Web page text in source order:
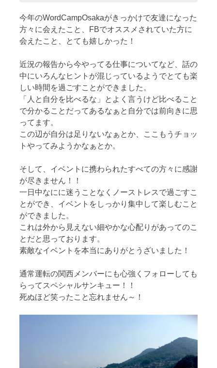
今年のWordCampOsakaがきっかけで友達になった
方々に会えたこと、FBでオススメされていた方に
会えたこと、とても嬉しかった！
近況の報告から今やってる仕事についてなど、話の
中にいろんなヒントが混じっているようでとても楽
しい時間を過ごすことができました。
「人と自分を比べるな」とよく言うけど比べること
で分かることだってあるなぁと自分では前向きに思
ってます。
この辺が自分は足りないなぁとか、ここもうチョッ
トやってみようかなぁとか。
そして、イベントに携わられたすべての方々に感謝
が尽きません！！
一日中なにに迷うことなくノーストレスで過ごすこ
とができ、イベントをしっかり集中して楽しむこと
ができました。
これは外から見えない細やかな心配りがあってのこ
とだと思っております。
素敵なイベントを本当にありがとうざいました！
通常運転の関西メンバーにも心強くフォローしても
らってスペシャルサンキュー！！
死ぬほど笑ったこと忘れません～！